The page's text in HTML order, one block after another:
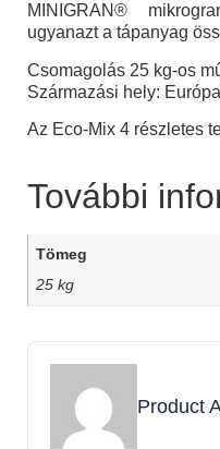
MINIGRAN®
ugyanazt a tápanyag
Csomagolás 25 kg-os
Származási hely:
Az Eco-Mix 4 részletes
További
Tömeg
25 kg
Product